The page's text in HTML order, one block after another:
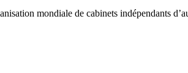
mondiale de cabinets indépendants